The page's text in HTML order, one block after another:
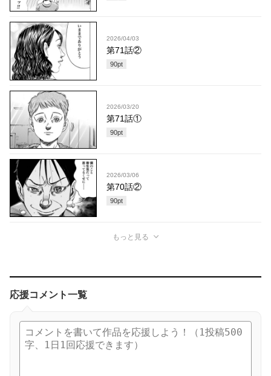
2026/04/03
第71話②
90pt
2026/03/20
第71話①
90pt
2026/03/06
第70話②
90pt
もっと見る
応援コメント一覧